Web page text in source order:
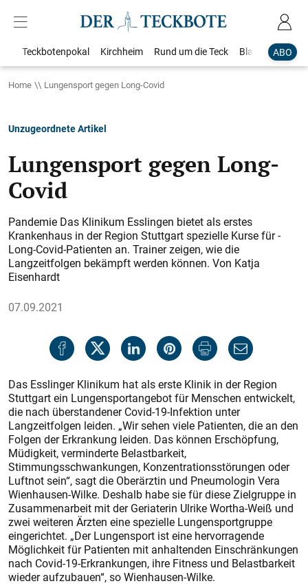
ABO
Teckbotenpokal Kirchheim Rund um die Teck Blaulicht
Home Lungensport gegen Long-Covid
Unzugeordnete Artikel
Lungensport gegen Long-
Covid
Pandemie Das Klinikum Esslingen bietet als erstes
Krankenhaus in der Region Stuttgart spezielle Kurse für ­
Long-Covid-Patienten an. Trainer zeigen, wie die
Langzeitfolgen bekämpft werden können. Von Katja
Eisenhardt
07.09.2021
Das Esslinger Klinikum hat als erste Klinik in der Region
Stuttgart ein Lungensportangebot für Menschen entwickelt,
die nach überstandener Covid-19-Infek­tion unter
Langzeitfolgen leiden. „Wir sehen viele Patienten, die an den
Folgen der Erkrankung leiden. Das können Erschöpfung,
Müdigkeit, verminderte Belastbarkeit,
Stimmungsschwankungen, Konzentrationsstörungen oder
Luftnot sein“, sagt die Oberärztin und Pneumologin Vera
Wienhausen-Wilke. Deshalb habe sie für diese Zielgruppe in
Zusammenarbeit mit der Geriaterin Ulrike Wortha-Weiß und
zwei weiteren Ärzten eine spezielle Lungensportgruppe
eingerichtet. „Der Lungensport ist eine hervorragende
Möglichkeit für Patienten mit anhaltenden Einschränkungen
nach Covid-19-Erkrankungen, ihre Fitness und Belastbarkeit
wieder aufzubauen“, so Wienhausen-Wilke.